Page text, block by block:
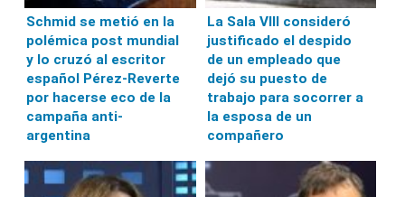
Schmid se metió en la
polémica post mundial
y lo cruzó al escritor
español Pérez-Reverte
por hacerse eco de la
campaña anti-
argentina
La Sala VIII consideró
justificado el despido
de un empleado que
dejó su puesto de
trabajo para socorrer a
la esposa de un
compañero